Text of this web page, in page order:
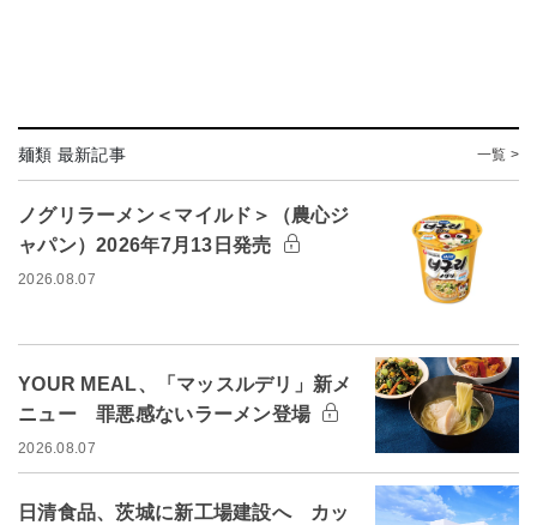
麺類 最新記事 一覧 >
ノグリラーメン＜マイルド＞（農心ジ
ャパン）2026年7月13日発売
2026.08.07
YOUR MEAL、「マッスルデリ」新メ
ニュー 罪悪感ないラーメン登場
2026.08.07
日清食品、茨城に新工場建設へ カッ